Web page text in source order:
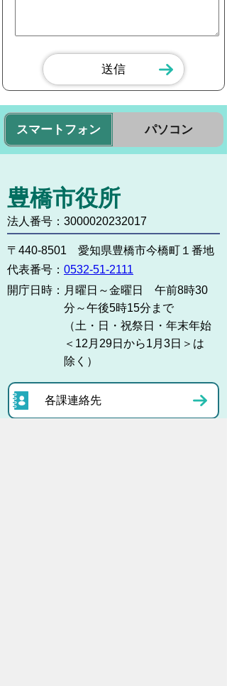
スマートフォン パソコン
豊橋市役所
法人番号：3000020232017
〒440-8501 愛知県豊橋市今橋町１番地
代表番号： 0532-51-2111
開庁日時： 月曜日～金曜日 午前8時30
分～午後5時15分まで
（土・日・祝祭日・年末年始
＜12月29日から1月3日＞は
除く）
各課連絡先